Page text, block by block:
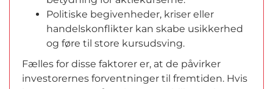
Politiske begivenheder, kriser eller
handelskonflikter kan skabe usikkerhed
og føre til store kursudsving.
Fælles for disse faktorer er, at de påvirker
investorernes forventninger til fremtiden. Hvis